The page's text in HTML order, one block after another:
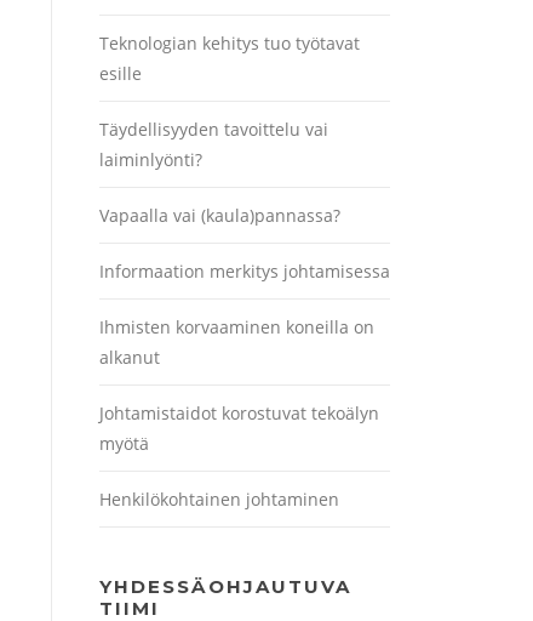
Teknologian kehitys tuo työtavat
esille
Täydellisyyden tavoittelu vai
laiminlyönti?
Vapaalla vai (kaula)pannassa?
Informaation merkitys johtamisessa
Ihmisten korvaaminen koneilla on
alkanut
Johtamistaidot korostuvat tekoälyn
myötä
Henkilökohtainen johtaminen
YHDESSÄOHJAUTUVA
TIIMI